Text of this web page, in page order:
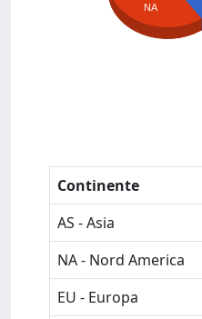
NA
Continente
AS - Asia
NA - Nord America
EU - Europa